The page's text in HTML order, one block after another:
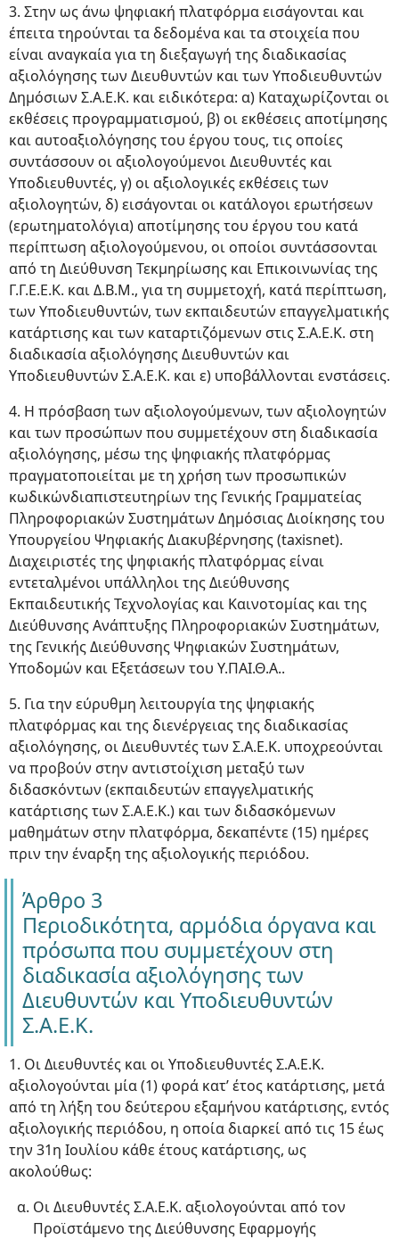
3. Στην ως άνω ψηφιακή πλατφόρμα εισάγονται και
έπειτα τηρούνται τα δεδομένα και τα στοιχεία που
είναι αναγκαία για τη διεξαγωγή της διαδικασίας
αξιολόγησης των Διευθυντών και των Υποδιευθυντών
Δημόσιων Σ.Α.Ε.Κ. και ειδικότερα: α) Καταχωρίζονται οι
εκθέσεις προγραμματισμού, β) οι εκθέσεις αποτίμησης
και αυτοαξιολόγησης του έργου τους, τις οποίες
συντάσσουν οι αξιολογούμενοι Διευθυντές και
Υποδιευθυντές, γ) οι αξιολογικές εκθέσεις των
αξιολογητών, δ) εισάγονται οι κατάλογοι ερωτήσεων
(ερωτηματολόγια) αποτίμησης του έργου του κατά
περίπτωση αξιολογούμενου, οι οποίοι συντάσσονται
από τη Διεύθυνση Τεκμηρίωσης και Επικοινωνίας της
Γ.Γ.Ε.Ε.Κ. και Δ.Β.Μ., για τη συμμετοχή, κατά περίπτωση,
των Υποδιευθυντών, των εκπαιδευτών επαγγελματικής
κατάρτισης και των καταρτιζόμενων στις Σ.Α.Ε.Κ. στη
διαδικασία αξιολόγησης Διευθυντών και
Υποδιευθυντών Σ.Α.Ε.Κ. και ε) υποβάλλονται ενστάσεις.
4. Η πρόσβαση των αξιολογούμενων, των αξιολογητών
και των προσώπων που συμμετέχουν στη διαδικασία
αξιολόγησης, μέσω της ψηφιακής πλατφόρμας
πραγματοποιείται με τη χρήση των προσωπικών
κωδικώνδιαπιστευτηρίων της Γενικής Γραμματείας
Πληροφοριακών Συστημάτων Δημόσιας Διοίκησης του
Υπουργείου Ψηφιακής Διακυβέρνησης (taxisnet).
Διαχειριστές της ψηφιακής πλατφόρμας είναι
εντεταλμένοι υπάλληλοι της Διεύθυνσης
Εκπαιδευτικής Τεχνολογίας και Καινοτομίας και της
Διεύθυνσης Ανάπτυξης Πληροφοριακών Συστημάτων,
της Γενικής Διεύθυνσης Ψηφιακών Συστημάτων,
Υποδομών και Εξετάσεων του Υ.ΠΑΙ.Θ.Α..
5. Για την εύρυθμη λειτουργία της ψηφιακής
πλατφόρμας και της διενέργειας της διαδικασίας
αξιολόγησης, οι Διευθυντές των Σ.Α.Ε.Κ. υποχρεούνται
να προβούν στην αντιστοίχιση μεταξύ των
διδασκόντων (εκπαιδευτών επαγγελματικής
κατάρτισης των Σ.Α.Ε.Κ.) και των διδασκόμενων
μαθημάτων στην πλατφόρμα, δεκαπέντε (15) ημέρες
πριν την έναρξη της αξιολογικής περιόδου.
Άρθρο 3
Περιοδικότητα, αρμόδια όργανα και
πρόσωπα που συμμετέχουν στη
διαδικασία αξιολόγησης των
Διευθυντών και Υποδιευθυντών
Σ.Α.Ε.Κ.
1. Οι Διευθυντές και οι Υποδιευθυντές Σ.Α.Ε.Κ.
αξιολογούνται μία (1) φορά κατ’ έτος κατάρτισης, μετά
από τη λήξη του δεύτερου εξαμήνου κατάρτισης, εντός
αξιολογικής περιόδου, η οποία διαρκεί από τις 15 έως
την 31η Ιουλίου κάθε έτους κατάρτισης, ως
ακολούθως:
Οι Διευθυντές Σ.Α.Ε.Κ. αξιολογούνται από τον
Προϊστάμενο της Διεύθυνσης Εφαρμογής